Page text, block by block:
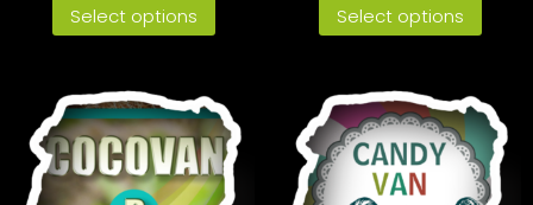
Select options Select options